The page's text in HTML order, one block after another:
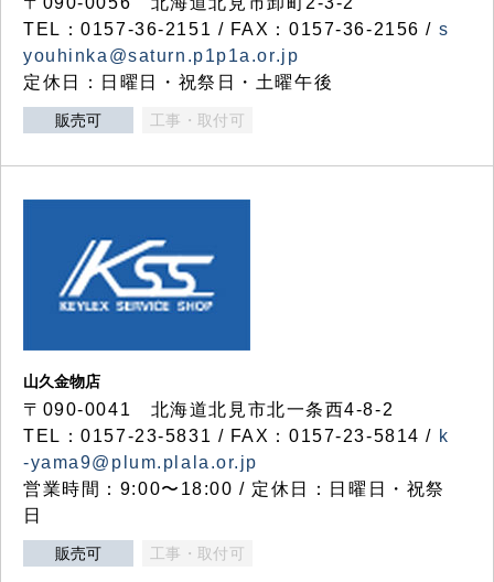
TEL：0157-36-2151 / FAX：0157-36-2156 / s
youhinka@saturn.p1p1a.or.jp
定休日：日曜日・祝祭日・土曜午後
販売可 工事・取付可
山久金物店
〒090-0041 北海道北見市北一条西4-8-2
TEL：0157-23-5831 / FAX：0157-23-5814 / k
-yama9@plum.plala.or.jp
営業時間：9:00〜18:00 / 定休日：日曜日・祝祭
日
販売可 工事・取付可